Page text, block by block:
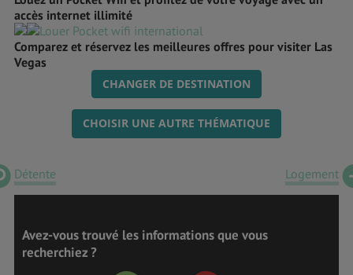
accès internet illimité
Comparez et réservez les meilleures offres pour visiter Las
Vegas
CHANGER DE DESTINATION
CHOISIR UNE AUTRE THÉMATIQUE
Détente Logement
Avez-vous trouvé les informations que vous
recherchiez ?